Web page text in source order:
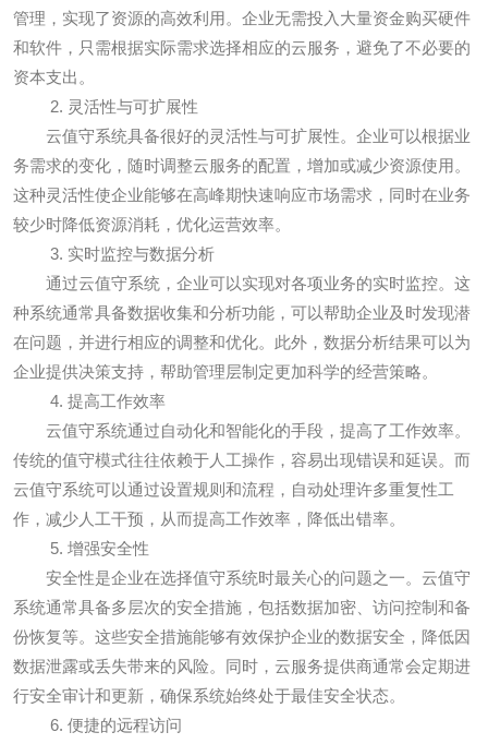
管理，实现了资源的高效利用。企业无需投入大量资金购买硬件
和软件，只需根据实际需求选择相应的云服务，避免了不必要的
资本支出。
2. 灵活性与可扩展性
云值守系统具备很好的灵活性与可扩展性。企业可以根据业
务需求的变化，随时调整云服务的配置，增加或减少资源使用。
这种灵活性使企业能够在高峰期快速响应市场需求，同时在业务
较少时降低资源消耗，优化运营效率。
3. 实时监控与数据分析
通过云值守系统，企业可以实现对各项业务的实时监控。这
种系统通常具备数据收集和分析功能，可以帮助企业及时发现潜
在问题，并进行相应的调整和优化。此外，数据分析结果可以为
企业提供决策支持，帮助管理层制定更加科学的经营策略。
4. 提高工作效率
云值守系统通过自动化和智能化的手段，提高了工作效率。
传统的值守模式往往依赖于人工操作，容易出现错误和延误。而
云值守系统可以通过设置规则和流程，自动处理许多重复性工
作，减少人工干预，从而提高工作效率，降低出错率。
5. 增强安全性
安全性是企业在选择值守系统时最关心的问题之一。云值守
系统通常具备多层次的安全措施，包括数据加密、访问控制和备
份恢复等。这些安全措施能够有效保护企业的数据安全，降低因
数据泄露或丢失带来的风险。同时，云服务提供商通常会定期进
行安全审计和更新，确保系统始终处于最佳安全状态。
6. 便捷的远程访问